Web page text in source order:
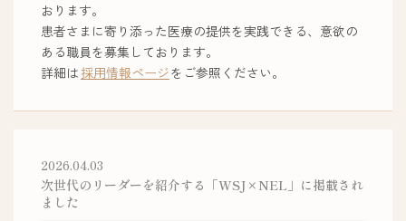
おります。
患者さまに寄り添った医療の提供を実践できる、意欲の
ある職員を募集しております。
詳細は採用情報ページをご参照ください。
2026.04.03
次世代のリーダーを紹介する「WSJ×NEL」に掲載され
ました